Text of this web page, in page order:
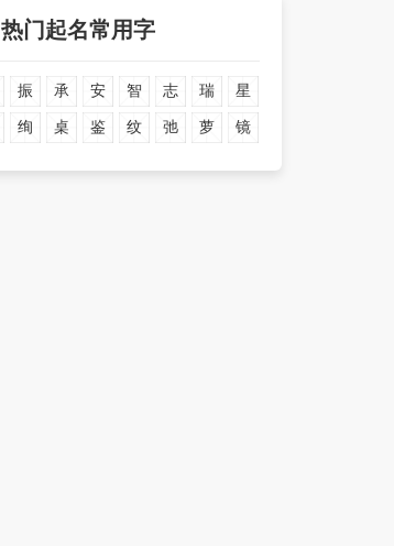
热门起名常用字
振 承 安 智 志 瑞 星
绚 桌 鉴 纹 弛 萝 镜